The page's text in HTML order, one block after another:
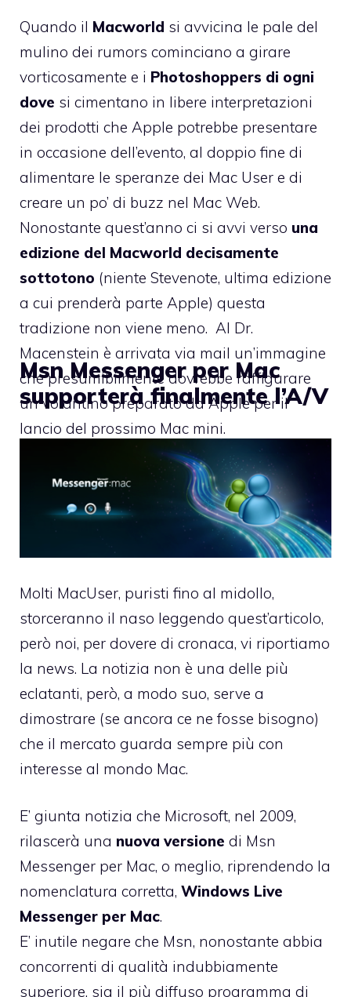
Quando il Macworld si avvicina le pale del
mulino dei rumors cominciano a girare
vorticosamente e i Photoshoppers di ogni
dove si cimentano in libere interpretazioni
dei prodotti che Apple potrebbe presentare
in occasione dell’evento, al doppio fine di
alimentare le speranze dei Mac User e di
creare un po’ di buzz nel Mac Web.
Nonostante quest’anno ci si avvi verso una
edizione del Macworld decisamente
sottotono (niente Stevenote, ultima edizione
a cui prenderà parte Apple) questa
tradizione non viene meno. Al Dr.
Macenstein è arrivata via mail un’immagine
che presumibilmente dovrebbe raffigurare
un volantino preparato da Apple per il
lancio del prossimo Mac mini.
Msn Messenger per Mac
supporterà finalmente l’A/V
Molti MacUser, puristi fino al midollo,
storceranno il naso leggendo quest’articolo,
però noi, per dovere di cronaca, vi riportiamo
la news. La notizia non è una delle più
eclatanti, però, a modo suo, serve a
dimostrare (se ancora ce ne fosse bisogno)
che il mercato guarda sempre più con
interesse al mondo Mac.
E’ giunta notizia che Microsoft, nel 2009,
rilascerà una nuova versione di Msn
Messenger per Mac, o meglio, riprendendo la
nomenclatura corretta, Windows Live
Messenger per Mac.
E’ inutile negare che Msn, nonostante abbia
concorrenti di qualità indubbiamente
superiore, sia il più diffuso programma di